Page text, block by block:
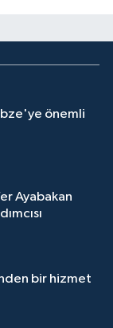
önemli
Ayabakan
bir hizmet